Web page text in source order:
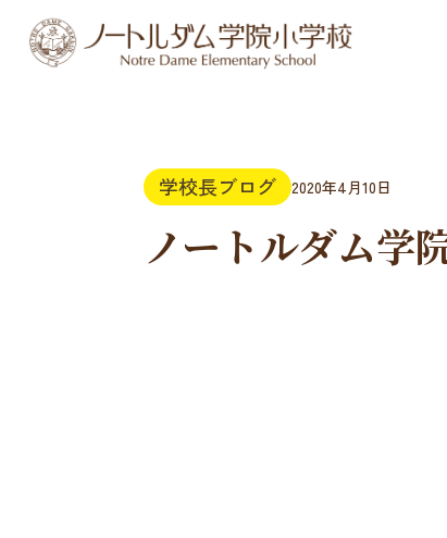
学校長ブログ 2020年4月10日
ノートルダム学